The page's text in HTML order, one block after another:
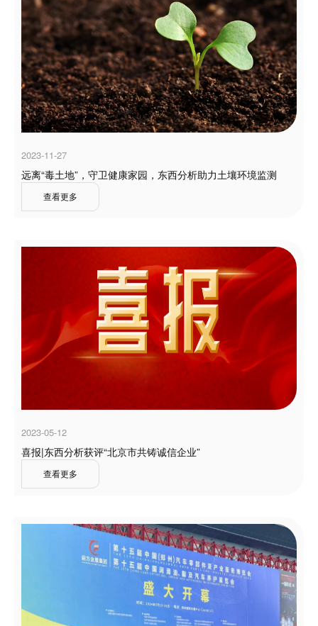
2023-11-27
远离“毒土地”，守卫健康家园，东西分析助力土壤环境监测
查看更多
2023-05-12
喜报|东西分析获评“北京市共铸诚信企业”
查看更多